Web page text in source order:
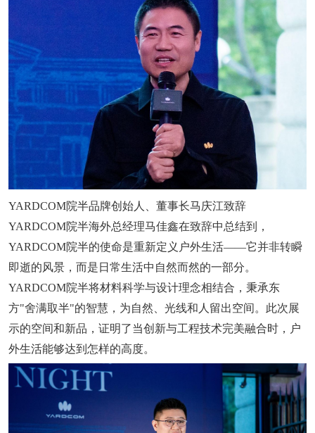
YARDCOM院半品牌创始人、董事长马庆江致辞
YARDCOM院半海外总经理马佳鑫在致辞中总结到，
YARDCOM院半的使命是重新定义户外生活——它并非转瞬
即逝的风景，而是日常生活中自然而然的一部分。
YARDCOM院半将材料科学与设计理念相结合，秉承东
方"舍满取半"的智慧，为自然、光线和人留出空间。此次展
示的空间和新品，证明了当创新与工程技术完美融合时，户
外生活能够达到怎样的高度。